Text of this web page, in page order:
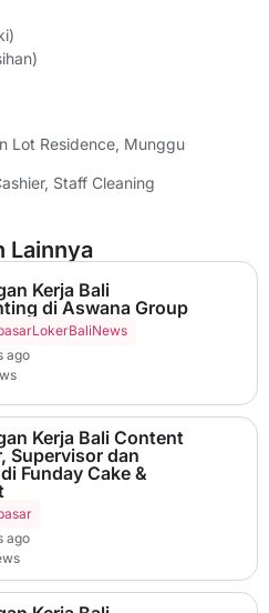
Lot Residence, Munggu
, Staff Cleaning
Lainnya
Kerja Bali
di Aswana Group
LokerBaliNews
ago
Kerja Bali Content
Supervisor dan
Funday Cake &
ago